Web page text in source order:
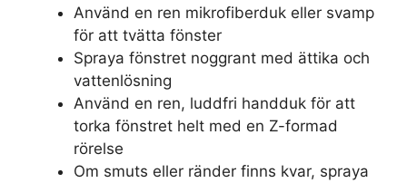
Använd en ren mikrofiberduk eller svamp
för att tvätta fönster
Spraya fönstret noggrant med ättika och
vattenlösning
Använd en ren, luddfri handduk för att
torka fönstret helt med en Z-formad
rörelse
Om smuts eller ränder finns kvar, spraya